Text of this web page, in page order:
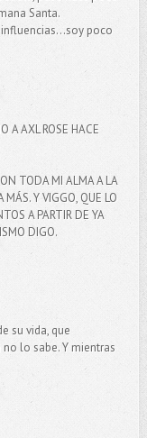
Santa.
poco
A AXL ROSE HACE
TODA MI ALMA A LA
MÁS. Y VIGGO, QUE LO
A PARTIR DE YA
DIGO.
su vida, que
lo sabe. Y mientras